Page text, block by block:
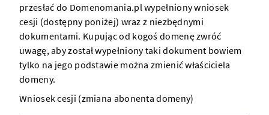
przesłać do Domenomania.pl wypełniony wniosek
cesji (dostępny poniżej) wraz z niezbędnymi
dokumentami. Kupując od kogośdomenęzwróć
uwagę, aby został wypełniony taki dokument bowiem
tylko na jego podstawie można zmienić właściciela
domeny.
Wniosek cesji (zmiana abonenta domeny)